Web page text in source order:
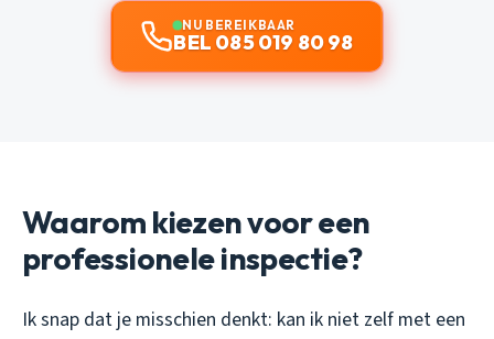
NU BEREIKBAAR
BEL 085 019 80 98
Waarom kiezen voor een
professionele inspectie?
Ik snap dat je misschien denkt: kan ik niet zelf met een